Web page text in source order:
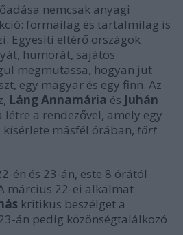
nemcsak anyagi
formailag és tartalmilag is
Egyesíti eltérő országok
humorát, sajátos
megmutassa, hogyan jut
egy magyar és egy finn. Az
Láng Annamária és Juhán
létre a rendezővel, amely egy
másfél órában, tört
én és 23-án, este 8 órától
március 22-ei alkalmat
kritikus beszélget a
án pedig közönségtalálkozó